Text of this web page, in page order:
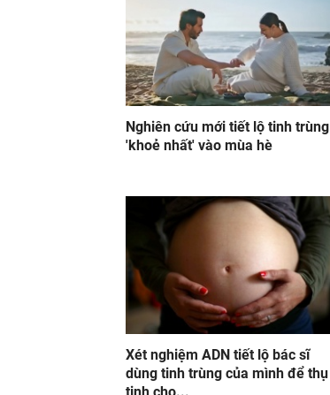
Nghiên cứu mới tiết lộ tinh trùng
'khoẻ nhất' vào mùa hè
Xét nghiệm ADN tiết lộ bác sĩ
dùng tinh trùng của mình để thụ